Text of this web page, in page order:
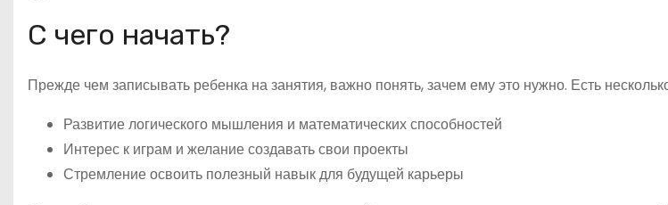
С чего начать?
Прежде чем записывать ребенка на занятия, важно понять, зачем ему это нужно. Есть
Развитие логического мышления и математических способностей
Интерес к играм и желание создавать свои проекты
Стремление освоить полезный навык для будущей карьеры